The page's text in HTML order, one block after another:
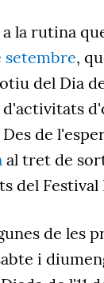
la rutina
setembre,
del Dia
d'activitats
de
al tret de
del Festival
de les
i